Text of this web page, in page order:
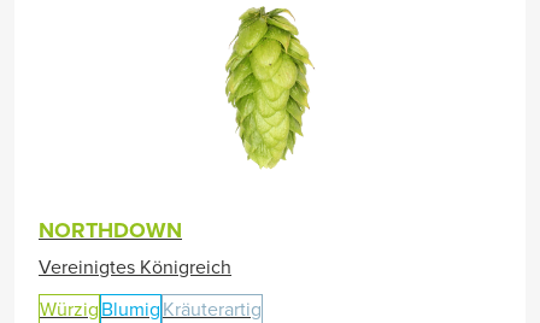
NORTHDOWN
Vereinigtes Königreich
Würzig Blumig Kräuterartig